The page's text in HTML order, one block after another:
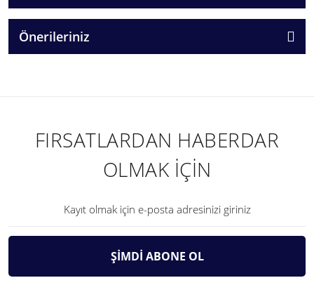
Önerileriniz
FIRSATLARDAN HABERDAR
OLMAK İÇİN
ŞİMDİ ABONE OL